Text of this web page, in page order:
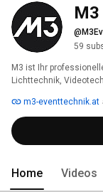
M3
59
M3 ist Ihr
Lichttechnik,
der Planung bis zur
Wünsche eingehen
unverbindlichen
gemeinsam!
m3-eventtechnik.at
Home Videos